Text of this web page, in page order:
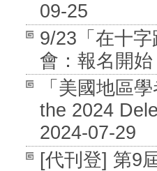
09-25
9/23「在十
會：報名開
「美國地區
the 2024
2024-07-29
[代刊登] 第9